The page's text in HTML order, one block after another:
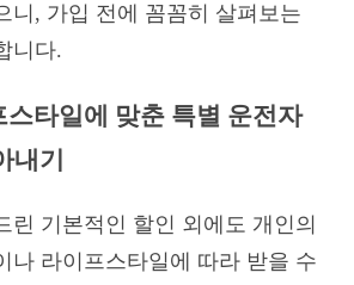
니, 가입 전에 꼼꼼히 살펴보는
니다.
스타일에 맞춘 특별 운전자
내기
린 기본적인 할인 외에도 개인의
나 라이프스타일에 따라 받을 수